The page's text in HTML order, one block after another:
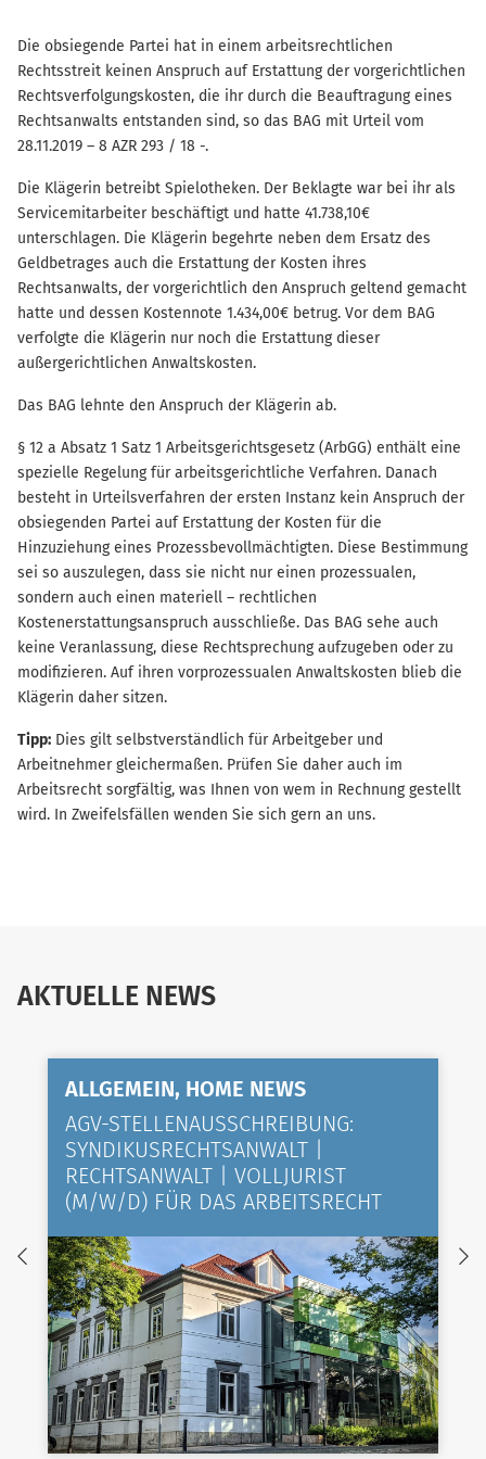
Die obsiegende Partei hat in einem arbeitsrechtlichen
Rechtsstreit keinen Anspruch auf Erstattung der vorgerichtlichen
Rechtsverfolgungskosten, die ihr durch die Beauftragung eines
Rechtsanwalts entstanden sind, so das BAG mit Urteil vom
28.11.2019 – 8 AZR 293 / 18 -.
Die Klägerin betreibt Spielotheken. Der Beklagte war bei ihr als
Servicemitarbeiter beschäftigt und hatte 41.738,10€
unterschlagen. Die Klägerin begehrte neben dem Ersatz des
Geldbetrages auch die Erstattung der Kosten ihres
Rechtsanwalts, der vorgerichtlich den Anspruch geltend gemacht
hatte und dessen Kostennote 1.434,00€ betrug. Vor dem BAG
verfolgte die Klägerin nur noch die Erstattung dieser
außergerichtlichen Anwaltskosten.
Das BAG lehnte den Anspruch der Klägerin ab.
§ 12 a Absatz 1 Satz 1 Arbeitsgerichtsgesetz (ArbGG) enthält eine
spezielle Regelung für arbeitsgerichtliche Verfahren. Danach
besteht in Urteilsverfahren der ersten Instanz kein Anspruch der
obsiegenden Partei auf Erstattung der Kosten für die
Hinzuziehung eines Prozessbevollmächtigten. Diese Bestimmung
sei so auszulegen, dass sie nicht nur einen prozessualen,
sondern auch einen materiell – rechtlichen
Kostenerstattungsanspruch ausschließe. Das BAG sehe auch
keine Veranlassung, diese Rechtsprechung aufzugeben oder zu
modifizieren. Auf ihren vorprozessualen Anwaltskosten blieb die
Klägerin daher sitzen.
Tipp: Dies gilt selbstverständlich für Arbeitgeber und
Arbeitnehmer gleichermaßen. Prüfen Sie daher auch im
Arbeitsrecht sorgfältig, was Ihnen von wem in Rechnung gestellt
wird. In Zweifelsfällen wenden Sie sich gern an uns.
AKTUELLE NEWS
ALLGEMEIN, HOME NEWS
AGV-STELLENAUSSCHREIBUNG:
SYNDIKUSRECHTSANWALT |
RECHTSANWALT | VOLLJURIST
(M/W/D) FÜR DAS ARBEITSRECHT